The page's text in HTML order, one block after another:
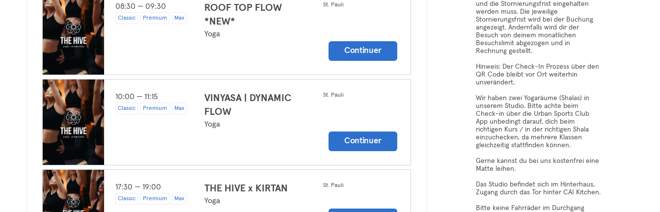
08:30 — 09:30
Classic Premium Max
ROOF TOP FLOW
*NEW*
Yoga
St. Pauli
Continuer
10:00 — 11:15
Classic Premium Max
VINYASA | DYNAMIC
FLOW
Yoga
St. Pauli
Continuer
17:30 — 19:00
Classic Premium Max
THE HIVE x KIRTAN
Yoga
St. Pauli
und die Stornierungsfrist eingehalten
werden muss. Die jeweilige
Stornierungsfrist wird bei der Buchung
angezeigt. Andernfalls wird dir der
Besuch von deinem monatlichen
Besuchslimit abgezogen und in
Rechnung gestellt.
Hinweis: Der Check-In Prozess über den
QR Code bleibt vor Ort weiterhin
unverändert.
Wir haben zwei Yogaräume (Shalas) in
unserem Studio. Bitte achte beim
Check-in über die Urban Sports Club
App unbedingt darauf, dich beim
richtigen Kurs / in der richtigen Shala
einzuchecken, da mehrere Klassen
gleichzeitig stattfinden können.
Gerne kannst du bei uns kostenfrei eine
Matte leihen.
Das Studio befindet sich im Hinterhaus,
Zugang durch das Tor hinter CAI Kitchen.
Bitte keine Fahrräder im Durchgang